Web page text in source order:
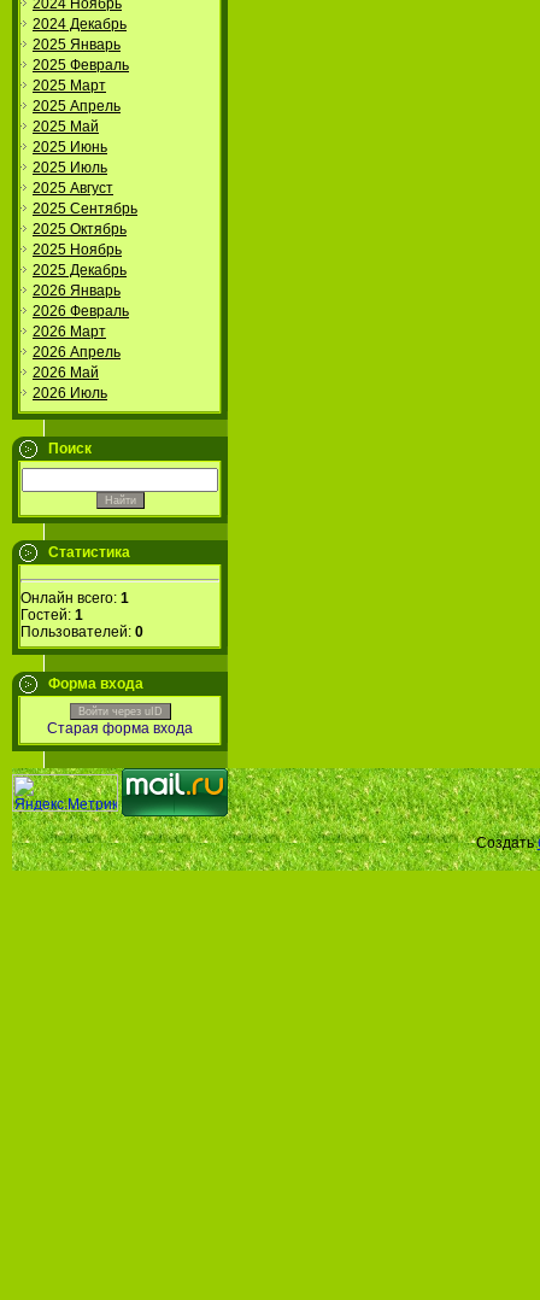
2024 Ноябрь
2024 Декабрь
2025 Январь
2025 Февраль
2025 Март
2025 Апрель
2025 Май
2025 Июнь
2025 Июль
2025 Август
2025 Сентябрь
2025 Октябрь
2025 Ноябрь
2025 Декабрь
2026 Январь
2026 Февраль
2026 Март
2026 Апрель
2026 Май
2026 Июль
Поиск
Статистика
Онлайн всего: 1
Гостей: 1
Пользователей: 0
Форма входа
Войти через uID
Старая форма входа
Создать